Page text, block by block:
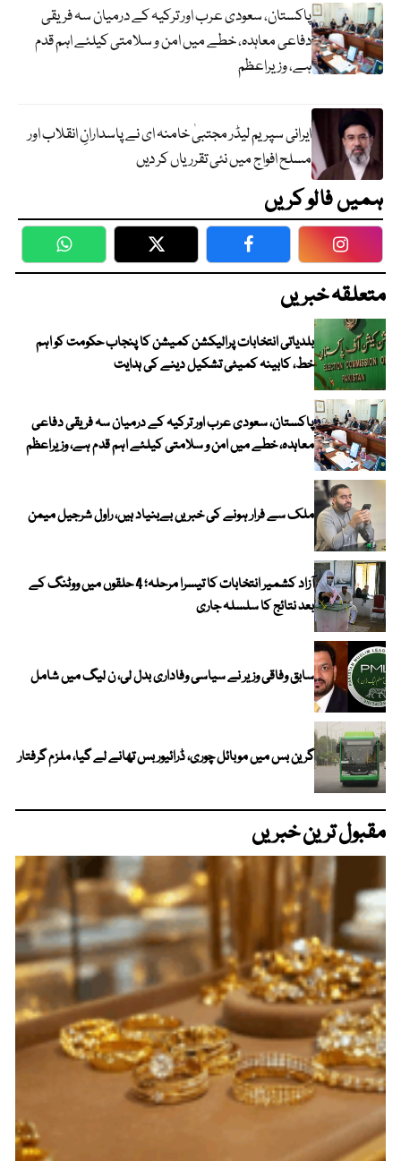
پاکستان، سعودی عرب اور ترکیہ کے درمیان سہ فریقی
دفاعی معاہدہ، خطے میں امن و سلامتی کیلئے اہم قدم
ہے، وزیراعظم
ایرانی سپریم لیڈر مجتبیٰ خامنہ ای نے پاسدارانِ انقلاب اور
مسلح افواج میں نئی تقرریاں کر دیں
ہمیں فالو کریں
WhatsApp Twitter Facebook
متعلقہ خبریں
بلدیاتی انتخابات پرالیکشن کمیشن کا پنجاب حکومت کو اہم
خط، کابینہ کمیٹی تشکیل دینے کی ہدایت
پاکستان، سعودی عرب اور ترکیہ کے درمیان سہ فریقی دفاعی
معاہدہ، خطے میں امن و سلامتی کیلئے اہم قدم ہے، وزیراعظم
ملک سے فرار ہونے کی خبریں بےبنیاد ہیں، راول شرجیل میمن
آزاد کشمیر انتخابات کا تیسرا مرحلہ؛ 4 حلقوں میں ووٹنگ کے
بعد نتائج کا سلسلہ جاری
سابق وفاقی وزیر نے سیاسی وفاداری بدل لی، ن لیگ میں شامل
گرین بس میں موبائل چوری، ڈرائیور بس تھانے لے گیا، ملزم گرفتار
مقبول ترین خبریں